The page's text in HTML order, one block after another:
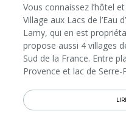
Vous connaissez l’hôtel
Village aux Lacs de l’Eau
Lamy, qui en est
propose aussi 4 villages
Sud de la France. Entre
Provence et lac de